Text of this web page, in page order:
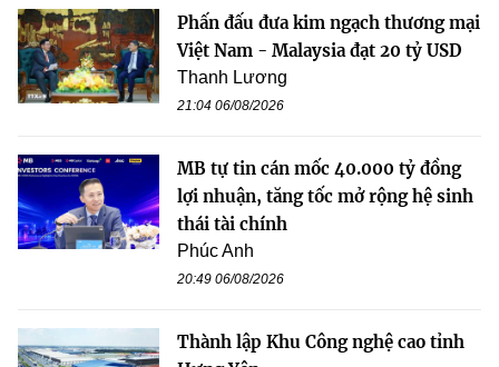
Phấn đấu đưa kim ngạch thương mại
Việt Nam - Malaysia đạt 20 tỷ USD
Thanh Lương
21:04 06/08/2026
MB tự tin cán mốc 40.000 tỷ đồng
lợi nhuận, tăng tốc mở rộng hệ sinh
thái tài chính
Phúc Anh
20:49 06/08/2026
Thành lập Khu Công nghệ cao tỉnh